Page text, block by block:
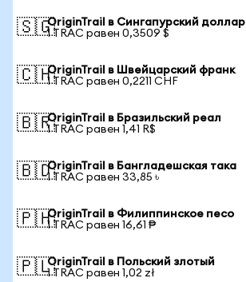
🇸🇬OriginTrail в Сингапурский доллар
1 TRAC равен 0,3509 $
🇨🇭OriginTrail в Швейцарский франк
1 TRAC равен 0,2211 CHF
🇧🇷OriginTrail в Бразильский реал
1 TRAC равен 1,41 R$
🇧🇩OriginTrail в Бангладешская така
1 TRAC равен 33,85 ৳
🇵🇭OriginTrail в Филиппинское песо
1 TRAC равен 16,61 ₱
🇵🇱OriginTrail в Польский злотый
1 TRAC равен 1,02 zł